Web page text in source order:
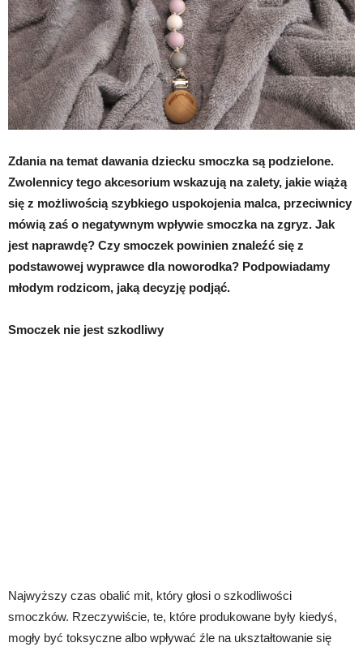
Zdania na temat dawania dziecku smoczka są podzielone.
Zwolennicy tego akcesorium wskazują na zalety, jakie wiążą
się z możliwością szybkiego uspokojenia malca, przeciwnicy
mówią zaś o negatywnym wpływie smoczka na zgryz. Jak
jest naprawdę? Czy smoczek powinien znaleźć się z
podstawowej wyprawce dla noworodka? Podpowiadamy
młodym rodzicom, jaką decyzję podjąć.
Smoczek nie jest szkodliwy
Najwyższy czas obalić mit, który głosi o szkodliwości
smoczków. Rzeczywiście, te, które produkowane były kiedyś,
mogły być toksyczne albo wpływać źle na ukształtowanie się